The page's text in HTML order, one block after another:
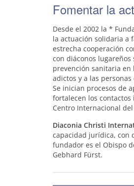
Fomentar la
Desde el 2002 la *
la actuación solidaria a
estrecha cooperación
con diáconos
prevención sanitaria en
adictos y a las
Se inician procesos de
fortalecen los contactos
Centro Internacional
Diaconia Christi
capacidad jurídica, con
fundador es el Obispo
Gebhard Fürst.